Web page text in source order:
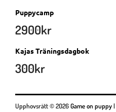
Puppycamp
2900kr
Kajas Träningsdagbok
300kr
Upphovsrätt © 2026Game on puppy|